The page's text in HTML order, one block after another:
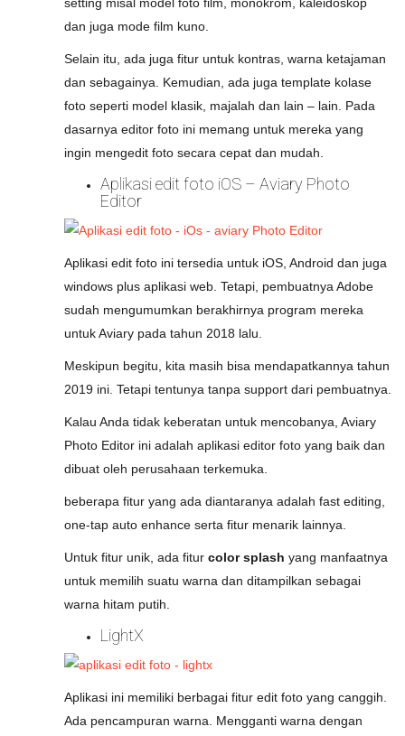
dan juga mode film kuno.
Selain itu, ada juga fitur untuk kontras, warna ketajaman
dan sebagainya. Kemudian, ada juga template kolase
foto seperti model klasik, majalah dan lain – lain. Pada
dasarnya editor foto ini memang untuk mereka yang
ingin mengedit foto secara cepat dan mudah.
Aplikasi edit foto iOS – Aviary Photo
Editor
Aplikasi edit foto ini tersedia untuk iOS, Android dan juga
windows plus aplikasi web. Tetapi, pembuatnya Adobe
sudah mengumumkan berakhirnya program mereka
untuk Aviary pada tahun 2018 lalu.
Meskipun begitu, kita masih bisa mendapatkannya tahun
2019 ini. Tetapi tentunya tanpa support dari pembuatnya.
Kalau Anda tidak keberatan untuk mencobanya, Aviary
Photo Editor ini adalah aplikasi editor foto yang baik dan
dibuat oleh perusahaan terkemuka.
beberapa fitur yang ada diantaranya adalah fast editing,
one-tap auto enhance serta fitur menarik lainnya.
Untuk fitur unik, ada fitur color splash yang manfaatnya
untuk memilih suatu warna dan ditampilkan sebagai
warna hitam putih.
LightX
Aplikasi ini memiliki berbagai fitur edit foto yang canggih.
Ada pencampuran warna. Mengganti warna dengan